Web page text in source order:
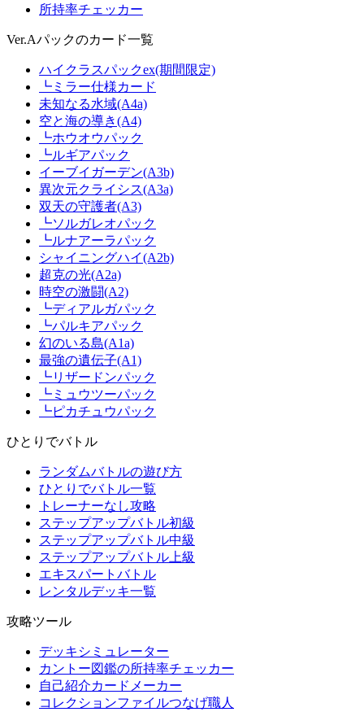
所持率チェッカー
Ver.Aパックのカード一覧
ハイクラスパックex(期間限定)
┗ミラー仕様カード
未知なる水域(A4a)
空と海の導き(A4)
┗ホウオウパック
┗ルギアパック
イーブイガーデン(A3b)
異次元クライシス(A3a)
双天の守護者(A3)
┗ソルガレオパック
┗ルナアーラパック
シャイニングハイ(A2b)
超克の光(A2a)
時空の激闘(A2)
┗ディアルガパック
┗パルキアパック
幻のいる島(A1a)
最強の遺伝子(A1)
┗リザードンパック
┗ミュウツーパック
┗ピカチュウパック
ひとりでバトル
ランダムバトルの遊び方
ひとりでバトル一覧
トレーナーなし攻略
ステップアップバトル初級
ステップアップバトル中級
ステップアップバトル上級
エキスパートバトル
レンタルデッキ一覧
攻略ツール
デッキシミュレーター
カントー図鑑の所持率チェッカー
自己紹介カードメーカー
コレクションファイルつなげ職人